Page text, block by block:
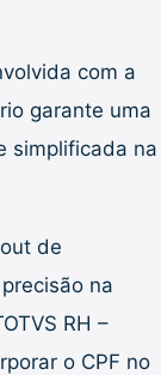
com a
garante uma
simplificada na
de
na
RH –
o CPF no